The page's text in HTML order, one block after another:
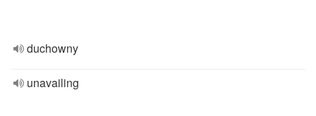
duchowny
unavailing